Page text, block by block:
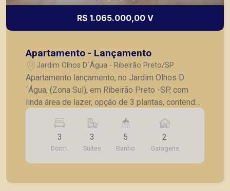
R$ 1.065.000,00 V
Apartamento - Lançamento
Jardim Olhos D´Água - Ribeirão Preto/SP
Apartamento lançamento, no Jardim Olhos D
´Água, (Zona Sul), em Ribeirão Preto -SP, com
linda área de lazer, opção de 3 plantas, contendo:
- 3 suítes; - Sala 2 ambientes; - Lavabo; -
Cozinha; - Lavanderia; - Varanda gourmet; - Laje
técnica; - 2 vagas de garagem. - Fotos do
decorado. * Entrega prevista para Fevereiro de
2024. * Consultar valores atualizados e unidades
3
Dorm.
3
Suítes
5
Banho
2
Garagens